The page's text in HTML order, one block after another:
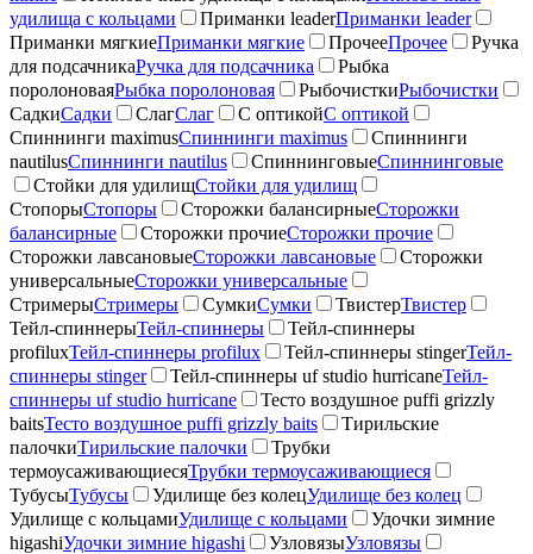
удилища с кольцами
Приманки leaderПриманки leader
Приманки мягкиеПриманки мягкие ПрочееПрочее
Ручка
для подсачникаРучка для подсачника
Рыбка
поролоноваяРыбка поролоновая РыбочисткиРыбочистки
СадкиСадки СлагСлаг С оптикойС оптикой
Спиннинги maximusСпиннинги maximus
Спиннинги
nautilusСпиннинги nautilus СпиннинговыеСпиннинговые
Стойки для удилищСтойки для удилищ
СтопорыСтопоры Сторожки балансирныеСторожки
балансирные
Сторожки прочиеСторожки прочие
Сторожки лавсановыеСторожки лавсановые
Сторожки
универсальныеСторожки универсальные
СтримерыСтримеры СумкиСумки ТвистерТвистер
Тейл-спиннерыТейл-спиннеры
Тейл-спиннеры
profiluxТейл-спиннеры profilux Тейл-спиннеры stingerТейл-
спиннеры stinger
Тейл-спиннеры uf studio hurricaneТейл-
спиннеры uf studio hurricane
Тесто воздушное puffi grizzly
baitsТесто воздушное puffi grizzly baits
Тирильские
палочкиТирильские палочки
Трубки
термоусаживающиесяТрубки термоусаживающиеся
ТубусыТубусы Удилище без колецУдилище без колец
Удилище с кольцамиУдилище с кольцами
Удочки зимние
higashiУдочки зимние higashi УзловязыУзловязы